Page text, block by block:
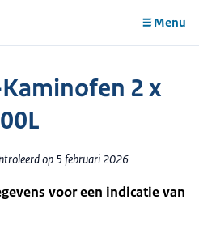
Menu
2 x
op 5 februari 2026
voor een indicatie van